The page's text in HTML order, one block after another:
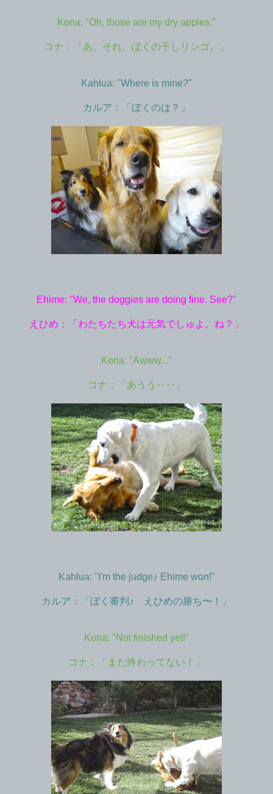
Kona: "Oh, those are my dry apples."
コナ：「あ、それ、ぼくの干しリンゴ。」
Kahlua: "Where is mine?"
カルア：「ぼくのは？」
Ehime: "We, the doggies are doing fine. See?"
えひめ：「わたちたち犬は元気でしゅよ。ね？」
Kona: "Awww..."
コナ：「あうう‥‥」
Kahlua: "I'm the judge♪ Ehime won!"
カルア：「ぼく審判♪ えひめの勝ち〜！」
Kona: "Not finished yet!"
コナ：「まだ終わってない！」